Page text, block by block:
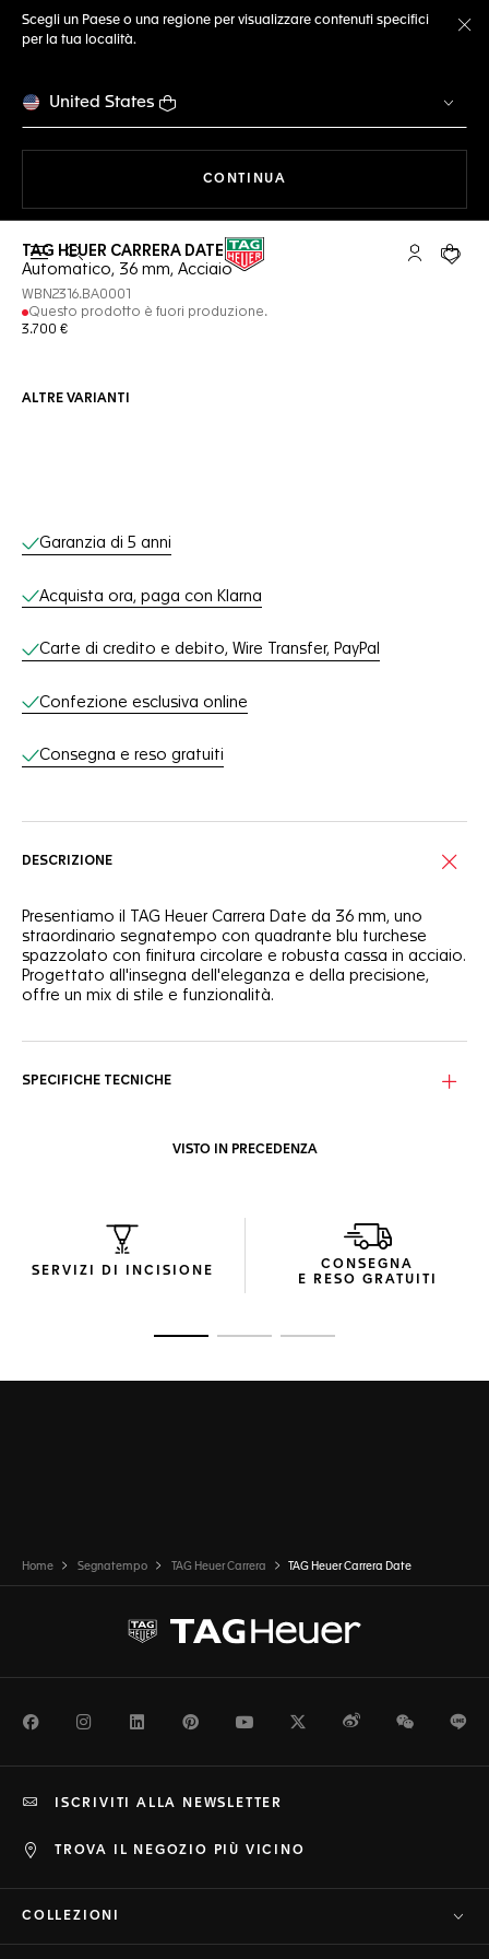
Scegli un Paese o una regione per visualizzare contenuti specifici
per la tua località.
United States
CONTINUA
Apri la ricerca L'account
Il tuo
TAG HEUER CARRERA DATE
Automatico, 36 mm, Acciaio
WBN2316.BA0001
Questo prodotto è fuori produzione.
3.700 €
ALTRE VARIANTI
Servizi online
Garanzia di 5 anni
Acquista ora, paga con Klarna
Carte di credito e debito, Wire Transfer, PayPal
Confezione esclusiva online
Consegna e reso gratuiti
DESCRIZIONE
Presentiamo il TAG Heuer Carrera Date da 36 mm, uno
straordinario segnatempo con quadrante blu turchese
spazzolato con finitura circolare e robusta cassa in acciaio.
Progettato all'insegna dell'eleganza e della precisione,
offre un mix di stile e funzionalità.
leggibilità e raffinatezza. Il datario a finestrella smussata a
ore 6 e le lancette lucide delle ore e dei minuti con Super-
Racchiuso in una montatura in acciaio lucido e finemente
sofisticato modello offrendo un'impermeabilità fino a 50
Il bracciale in acciaio lucido e satinato con maglie a H offre
SPECIFICHE TECNICHE
VISTO IN PRECEDENZA
SERVIZI DI INCISIONE
CONSEGNA
E RESO GRATUITI
Home Segnatempo TAG Heuer Carrera TAG Heuer Carrera Date
FacebookInstagramLinkedInPinterestYoutubeTwitterWeiboWeChat
TROVA IL NEGOZIO PIÙ VICINO
ISCRIVITI ALLA NEWSLETTER
COLLEZIONI